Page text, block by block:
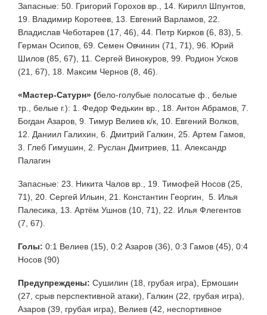
Запасные: 50. Григорий Горохов вр., 14. Кирилл Шпунтов,
19. Владимир Коротеев, 13. Евгений Варламов, 22.
Владислав Чеботарев (17, 46), 44. Петр Кирков (6, 83), 5.
Герман Осипов, 69. Семен Овчинин (71, 71), 96. Юрий
Шилов (85, 67), 11. Сергей Винокуров, 99. Родион Усков
(21, 67), 18. Максим Чернов (8, 46).
«Мастер-Сатурн» (бело-голубые полосатые ф., белые
тр., белые г.): 1. Федор Федькин вр., 18. Антон Абрамов, 7.
Богдан Азаров, 9. Тимур Велиев к/к, 10. Евгений Волков,
12. Даниил Галихин, 6. Дмитрий Галкин, 25. Артем Гамов,
3. Глеб Гимушин, 2. Руслан Дмитриев, 11. Александр
Палагин
Запасные: 23. Никита Чалов вр., 19. Тимофей Носов (25,
71), 20. Сергей Ильин, 21. Константин Георгин, 5. Илья
Палесика, 13. Артём Ушнов (10, 71), 22. Илья Флегентов
(7, 67).
Голы: 0:1 Велиев (15), 0:2 Азаров (36), 0:3 Гамов (45), 0:4
Носов (90)
Предупреждены: Сушилин (18, грубая игра), Ермошин
(27, срыв перспективной атаки), Галкин (22, грубая игра),
Азаров (39, грубая игра), Велиев (42, неспортивное